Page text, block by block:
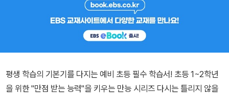
평생 학습의 기본기를 다지는 예비 초등 필수 학습서! 초등 1~2학년
을 위한 "만점 받는 능력"을 키우는 만능 시리즈 다시는 틀리지 않을